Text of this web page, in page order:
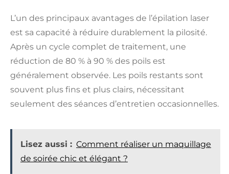
L’un des principaux avantages de l’épilation laser
est sa capacité à réduire durablement la pilosité.
Après un cycle complet de traitement, une
réduction de 80 % à 90 % des poils est
généralement observée. Les poils restants sont
souvent plus fins et plus clairs, nécessitant
seulement des séances d’entretien occasionnelles.
Lisez aussi : Comment réaliser un maquillage
de soirée chic et élégant ?